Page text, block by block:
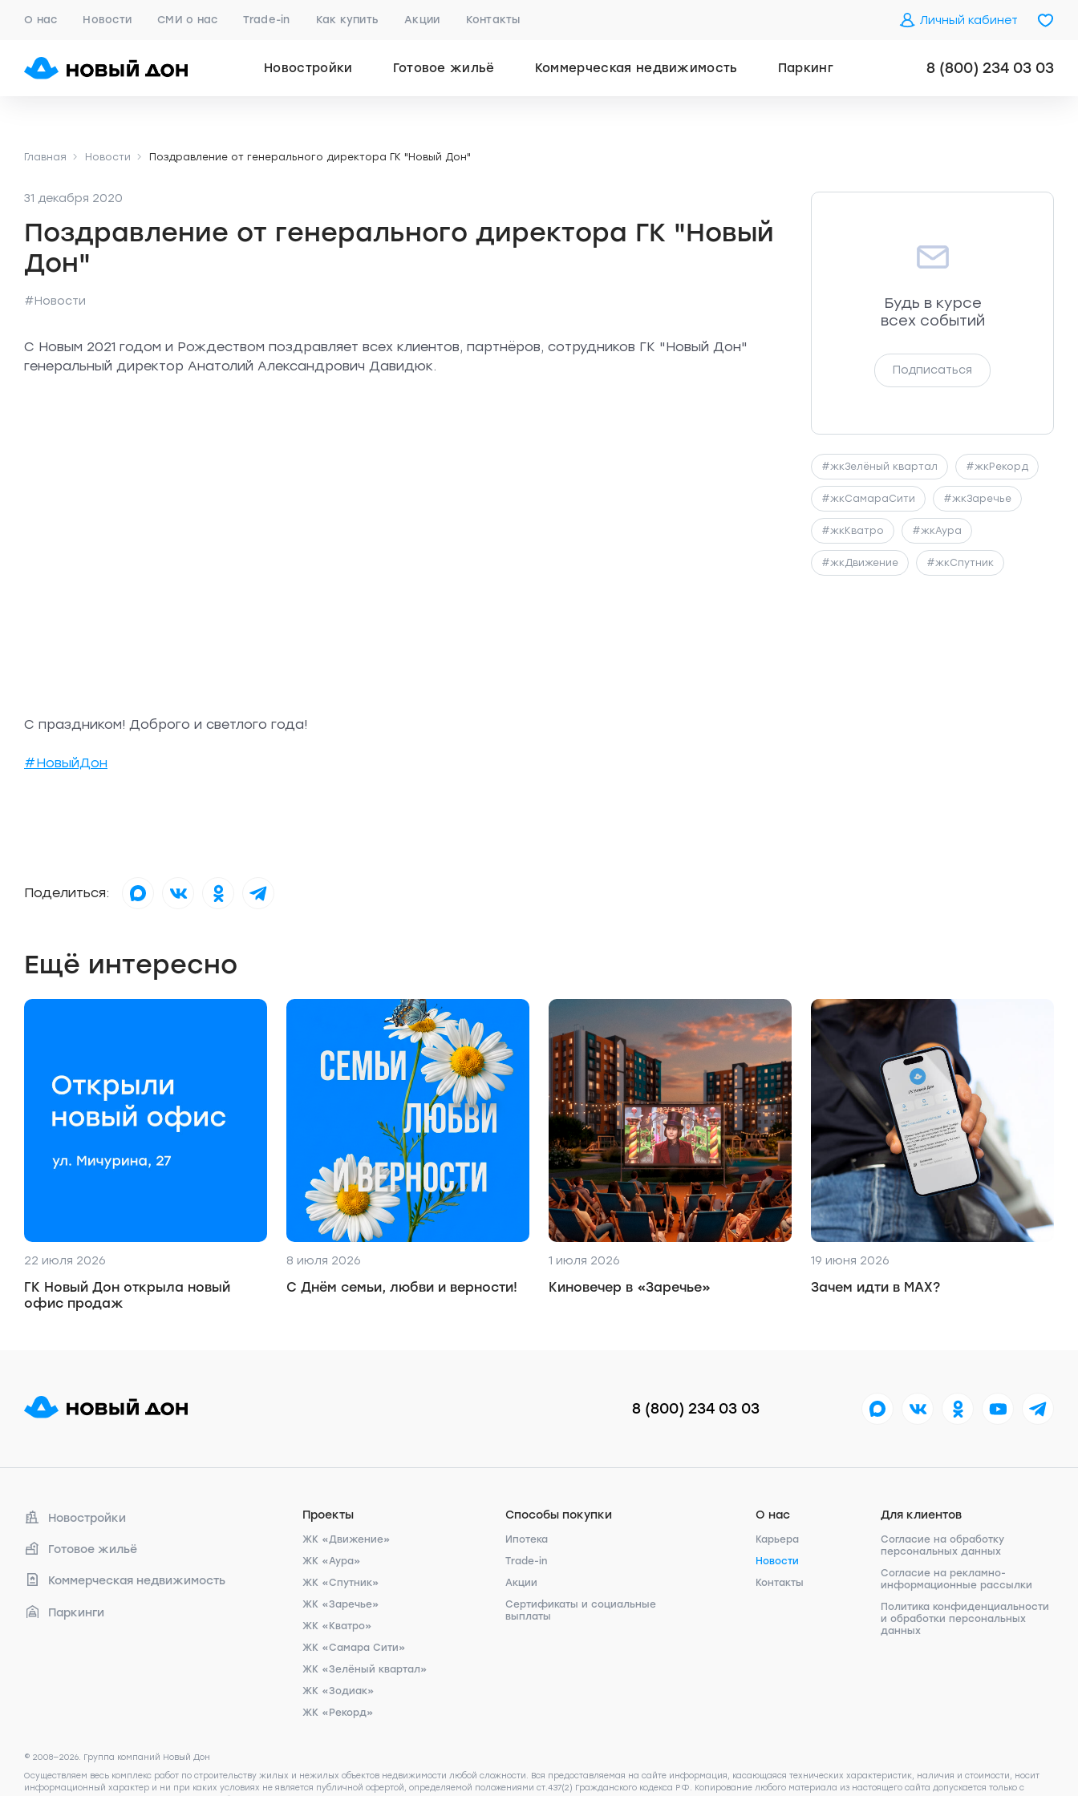
О нас Новости СМИ о нас Trade-in Как купить Акции Контакты Личный кабинет
Новостройки Готовое жильё Коммерческая недвижимость Паркинг 8 (800) 234 03 03
Главная Новости Поздравление от генерального директора ГК "Новый Дон"
31 декабря 2020
Поздравление от генерального директора ГК "Новый
Дон"
#Новости
С Новым 2021 годом и Рождеством поздравляет всех клиентов, партнёров, сотрудников ГК "Новый Дон"
генеральный директор Анатолий Александрович Давидюк.
С праздником! Доброго и светлого года!
#НовыйДон
Поделиться:
Будь в курсе
всех событий
Подписаться
#жкЗелёный квартал #жкРекорд
#жкСамараСити #жкЗаречье
#жкКватро #жкАура
#жкДвижение #жкСпутник
Ещё интересно
22 июля 2026
ГК Новый Дон открыла новый
офис продаж
8 июля 2026
С Днём семьи, любви и верности!
1 июля 2026
Киновечер в «Заречье»
19 июня 2026
Зачем идти в MAX?
8 (800) 234 03 03
Новостройки
Готовое жильё
Коммерческая недвижимость
Паркинги
Проекты
ЖК «Движение»
ЖК «Аура»
ЖК «Спутник»
ЖК «Заречье»
ЖК «Кватро»
ЖК «Самара Сити»
ЖК «Зелёный квартал»
ЖК «Зодиак»
ЖК «Рекорд»
Способы покупки
Ипотека
Trade-in
Акции
Сертификаты и социальные
выплаты
О нас
Карьера
Новости
Контакты
Для клиентов
Согласие на обработку
персональных данных
Согласие на рекламно-
информационные рассылки
Политика конфиденциальности
и обработки персональных
данных
© 2008—2026. Группа компаний Новый Дон
Осуществляем весь комплекс работ по строительству жилых и нежилых объектов недвижимости любой сложности. Вся предоставляемая на сайте информация, касающаяся технических характеристик, наличия и стоимости, носит
информационный характер и ни при каких условиях не является публичной офертой, определяемой положениями ст.437(2) Гражданского кодекса РФ. Копирование любого материала из настоящего сайта допускается только с